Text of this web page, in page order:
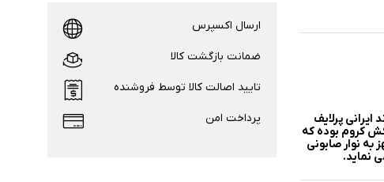
محصولی از برند ایرانی پرلایف
کروم بوده که
نوار صابونی
ارسال اکسپرس
ضمانت بازگشت کالا
تایید اصالت کالا توسط فروشنده
پرداخت امن